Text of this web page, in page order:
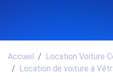
Accueil
Location Voiture
Location de voiture à